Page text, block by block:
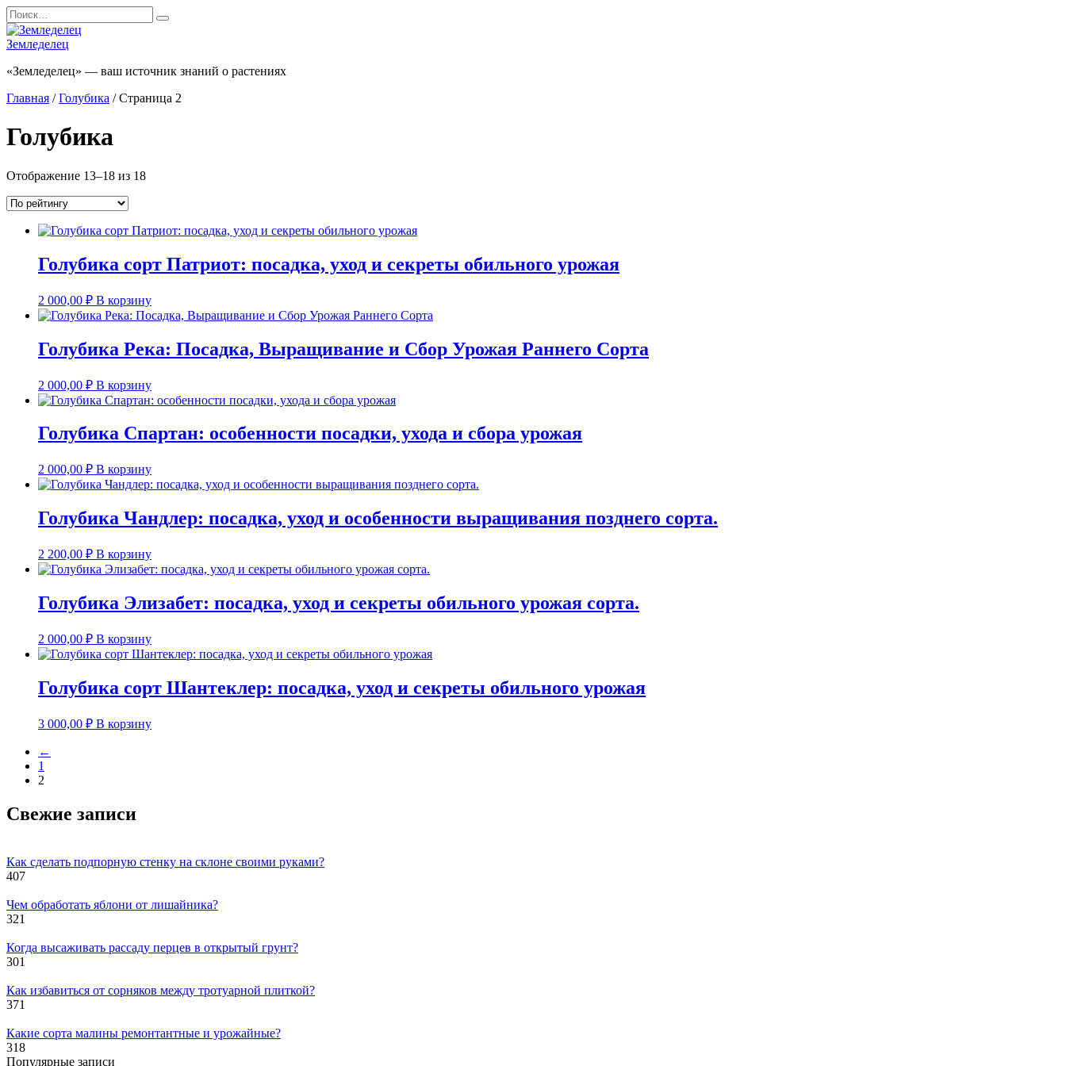
Перейти
к
содержанию
Search
for:
Земледелец
«Земледелец» — ваш источник знаний о растениях
Главная /Голубика / Страница 2
Голубика
Отображение 13–18 из 18Сортировка:
Голубика сорт Патриот: посадка, уход и секреты обильного урожая
2 000,00 ₽ В корзину
Голубика Река: Посадка, Выращивание и Сбор Урожая Раннего Сорта
2 000,00 ₽ В корзину
Голубика Спартан: особенности посадки, ухода и сбора урожая
2 000,00 ₽ В корзину
Голубика Чандлер: посадка, уход и особенности выращивания позднего сорта.
2 200,00 ₽ В корзину
Голубика Элизабет: посадка, уход и секреты обильного урожая сорта.
2 000,00 ₽ В корзину
Голубика сорт Шантеклер: посадка, уход и секреты обильного урожая
3 000,00 ₽ В корзину
←
1
2
Свежие записи
Как сделать подпорную стенку на склоне своими руками?
407
Чем обработать яблони от лишайника?
321
Когда высаживать рассаду перцев в открытый грунт?
301
Как избавиться от сорняков между тротуарной плиткой?
371
Какие сорта малины ремонтантные и урожайные?
318
Популярные записи